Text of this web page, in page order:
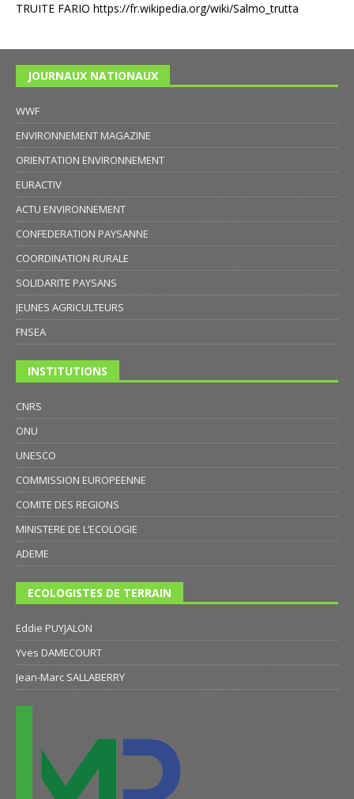
TRUITE FARIO https://fr.wikipedia.org/wiki/Salmo_trutta
JOURNAUX NATIONAUX
WWF
ENVIRONNEMENT MAGAZINE
ORIENTATION ENVIRONNEMENT
EURACTIV
ACTU ENVIRONNEMENT
CONFEDERATION PAYSANNE
COORDINATION RURALE
SOLIDARITE PAYSANS
JEUNES AGRICULTEURS
FNSEA
INSTITUTIONS
CNRS
ONU
UNESCO
COMMISSION EUROPEENNE
COMITE DES REGIONS
MINISTERE DE L’ECOLOGIE
ADEME
ECOLOGISTES DE TERRAIN
Eddie PUYJALON
Yves DAMECOURT
Jean-Marc SALLABERRY